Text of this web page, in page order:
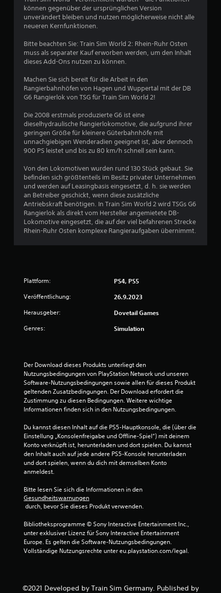
B
r
t
n
g
:
4
.
S
e
r
a
s
können gegenüber der ursprünglichen Version
unverändert bleiben und nutzen möglicherweise nicht alle
neueren Kernfunktionen.
Bitte beachten Sie: Train Sim World 2: Rhein-Ruhr Osten
muss als separater Kauf erworben werden, um den Inhalt
dieses Add-Ons nutzen zu können.
Machen Sie sich bereit für die Arbeit in den
Rangierbahnhöfen von Hagen und Wuppertal mit der DB
G6 Rangierlok von TSG für Train Sim World 2!
Die 2008 erstmals produzierte G6 ist eine
dieselhydraulische Rangierlokomotive, die aufgrund ihrer
geringen Größe für kleinere Güterbahnhöfe mit
unnachgiebigen Wenderadien geeignet ist, aber dennoch
900 PS leistet und bis zu 80 km/h schnell sein kann.
Von den Lokomotiven wurden rund 130 Stück gebaut. Sie
befinden sich größtenteils im Besitz privater Unternehmen
und werden auf Leasingbasis eingesetzt, d. h. sie werden
an Betreiber geschickt, wenn diese zusätzliche
Antriebskraft benötigen. In Train Sim World 2 wird TSGs G6
Rangierlok als direkt vom Hersteller angemietete DB-
Lokomotive eingesetzt, die auf der viel befahrenen Strecke
Rhein-Ruhr Osten komplexe Rangieraufgaben übernimmt.
Plattform: PS4, PS5
Veröffentlichung: 26.9.2023
Herausgeber: Dovetail Games
Genres: Simulation
Der Download dieses Produkts unterliegt den
Nutzungsbedingungen von PlayStation Network und unseren
Software-Nutzungsbedingungen sowie allen für dieses Produkt
geltenden Zusatzbedingungen. Der Download erfordert die
Zustimmung zu diesen Bedingungen. Weitere wichtige
Informationen finden sich in den Nutzungsbedingungen.
Du kannst diesen Inhalt auf die PS5-Hauptkonsole, die (über die
Einstellung „Konsolenfreigabe und Offline-Spiel“) mit deinem
Konto verknüpft ist, herunterladen und dort spielen. Du kannst
den Inhalt auch auf jede andere PS5-Konsole herunterladen
und dort spielen, wenn du dich mit demselben Konto
anmeldest.
Bitte lesen Sie sich die Informationen in den
Gesundheitswarnungen
durch, bevor Sie dieses Produkt verwenden.
Bibliotheksprogramme © Sony Interactive Entertainment Inc.,
unter exklusiver Lizenz für Sony Interactive Entertainment
Europe. Es gelten die Software-Nutzungsbedingungen.
Vollständige Nutzungsrechte unter eu.playstation.com/legal.
©2021 Developed by Train Sim Germany. Published by